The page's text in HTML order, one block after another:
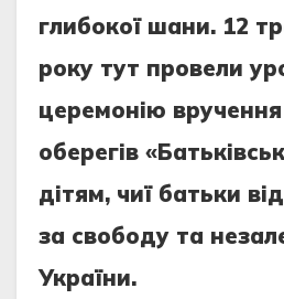
глибокої шани. 12
року тут провели
церемонію вручення
оберегів
дітям, чиї батьки
за свободу та
України.